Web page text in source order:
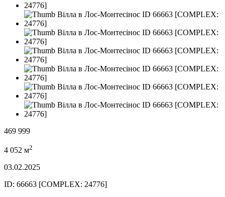
469 999
4 052 м2
03.02.2025
ID: 66663 [COMPLEX: 24776]